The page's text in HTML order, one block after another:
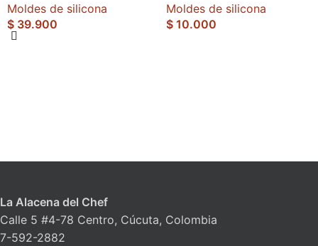
Moldes de silicona
$ 39.900
Moldes de silicona
$ 10.000
La Alacena del Chef
Calle 5 #4-78 Centro, Cúcuta, Colombia
7-592-2882